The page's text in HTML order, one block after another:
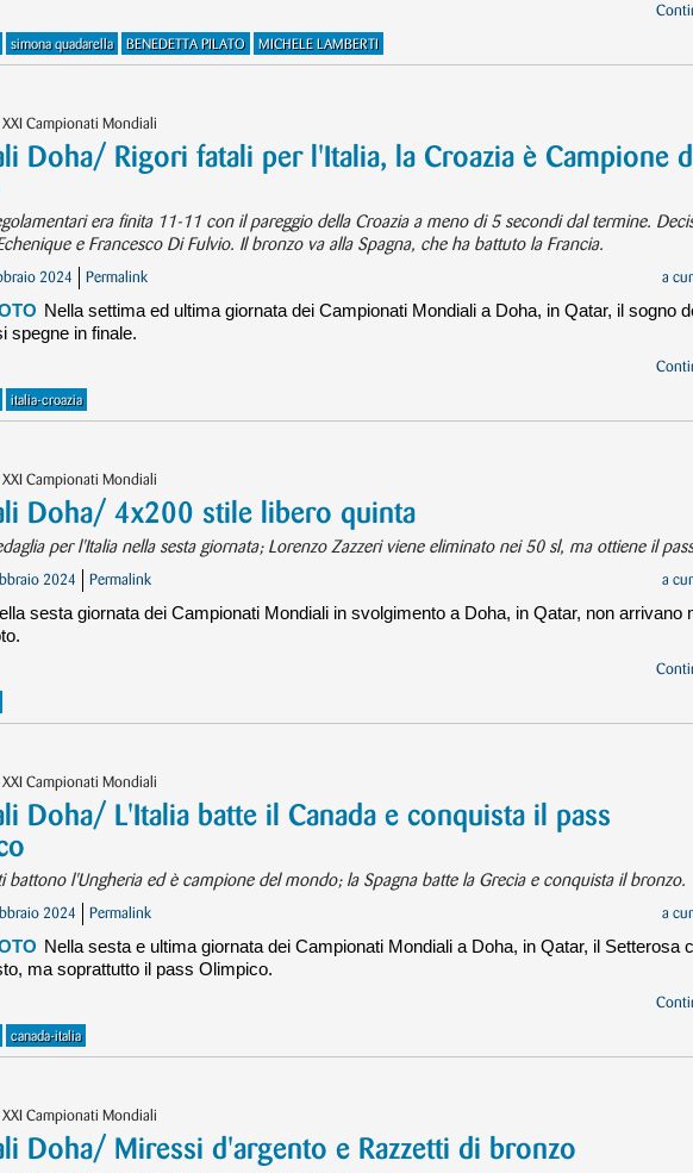
simona quadarella BENEDETTA PILATO MICHELE LAMBERTI
XXI Campionati Mondiali
Doha/ Rigori fatali per l'Italia, la Croazia è Campione
era finita 11-11 con il pareggio della Croazia a meno di 5 secondi dal termine.
e Francesco Di Fulvio. Il bronzo va alla Spagna, che ha battuto la Francia.
2024 Permalink a
Nella settima ed ultima giornata dei Campionati Mondiali a Doha, in Qatar, il sogno
spegne in finale.
italia-croazia
XXI Campionati Mondiali
Doha/ 4x200 stile libero quinta
per l'Italia nella sesta giornata; Lorenzo Zazzeri viene eliminato nei 50 sl, ma ottiene il
2024 Permalink a
sesta giornata dei Campionati Mondiali in svolgimento a Doha, in Qatar, non arrivano
XXI Campionati Mondiali
Doha/ L'Italia batte il Canada e conquista il pass
battono l'Ungheria ed è campione del mondo; la Spagna batte la Grecia e conquista il bronzo.
2024 Permalink a
Nella sesta e ultima giornata dei Campionati Mondiali a Doha, in Qatar, il Setterosa
ma soprattutto il pass Olimpico.
canada-italia
XXI Campionati Mondiali
Doha/ Miressi d'argento e Razzetti di bronzo